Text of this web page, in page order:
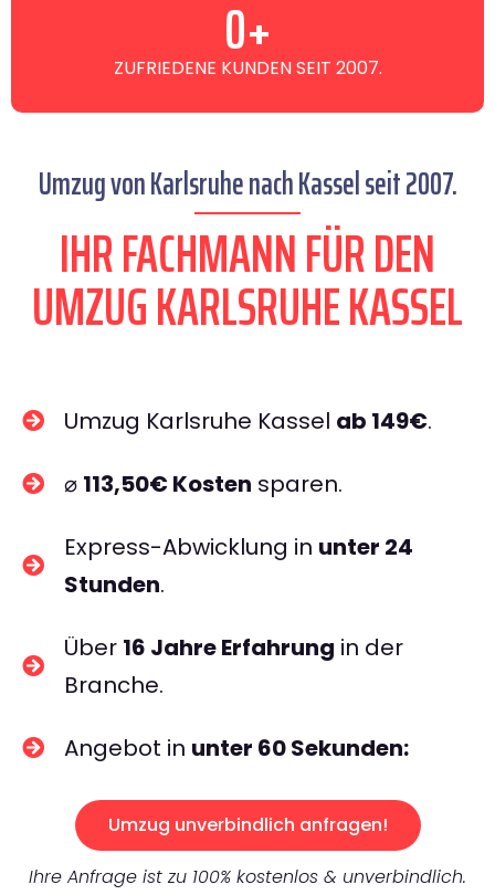
ZUFRIEDENE KUNDEN SEIT 2007.
0+
Umzug von Karlsruhe nach Kassel seit 2007.
IHR FACHMANN FÜR DEN
UMZUG KARLSRUHE KASSEL
Umzug Karlsruhe Kassel ab 149€.
⌀ 113,50€ Kosten sparen.
Express-Abwicklung in unter 24
Stunden.
Über 16 Jahre Erfahrung in der
Branche.
Angebot in unter 60 Sekunden:
Umzug unverbindlich anfragen!
Ihre Anfrage ist zu 100% kostenlos & unverbindlich.